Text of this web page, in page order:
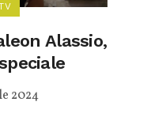
Alassio,
2024